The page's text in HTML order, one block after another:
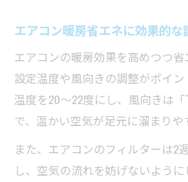
エアコン暖房省エネに効果的
エアコンの暖房効果を高めつつ省
設定温度や風向きの調整がポイ
温度を20～22度にし、風向きは
で、温かい空気が足元に溜まりや
また、エアコンのフィルターは2
し、空気の流れを妨げないよう